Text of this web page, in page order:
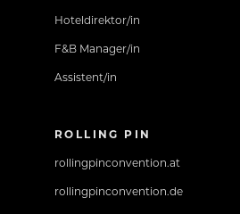
Hoteldirektor/in
F&B Manager/in
Assistent/in
ROLLING PIN
rollingpinconvention.at
rollingpinconvention.de